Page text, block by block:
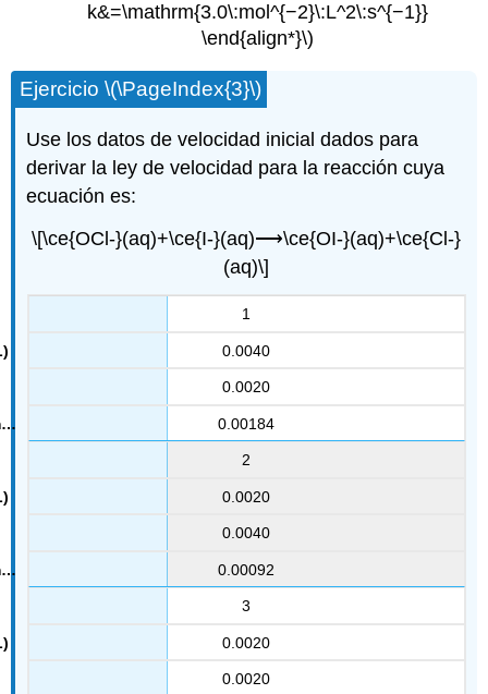
k&=\mathrm{3.0\:mol^{−2}\:L^2\:s^{−1}}
\end{align*}\)
Ejercicio \(\PageIndex{3}\)
Use los datos de velocidad inicial dados para
derivar la ley de velocidad para la reacción cuya
ecuación es:
\[\ce{OCl-}(aq)+\ce{I-}(aq)⟶\ce{OI-}(aq)+\ce{Cl-}
(aq)\]
1
0.0040
0.0020
0.00184
2
0.0020
0.0040
0.00092
3
0.0020
0.0020